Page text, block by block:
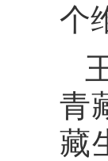
个
青
藏